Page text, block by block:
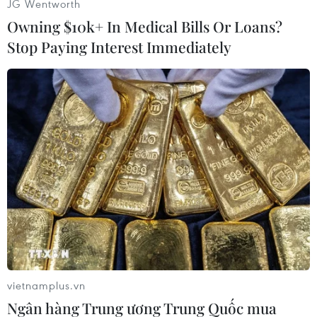
Cây cầu đã được xây dựng để người dân lưu thông, phục vụ
việc sản xuất lúa. (Ảnh: Nhựt An/TTXVN)
Cầu dài khoảng 15m, mặt cầu rộng gần 2m, làm
bằng sắt và trụ cầu bằng gỗ. Xe gắn máy, xe thô
sơ có thể lưu thông qua cây cầu này; qua đó,
giúp người dân vận chuyển phân bón, thuốc
lái dùng để phun thuốc, bón phân)...
JG Wentworth
Owning $10k+ In Medical Bills Or Loans?
Stop Paying Interest Immediately
vietnamplus.vn
Ngân hàng Trung ương Trung Quốc mua